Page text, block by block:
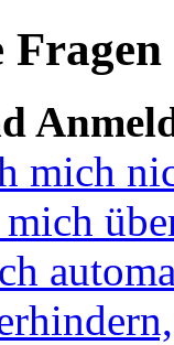
Fragen
mich